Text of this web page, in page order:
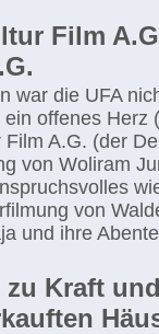
Film
war die UFA
ein offenes Herz
Film A.G. (der
von Woliram
von
und ihre
zu Kraft